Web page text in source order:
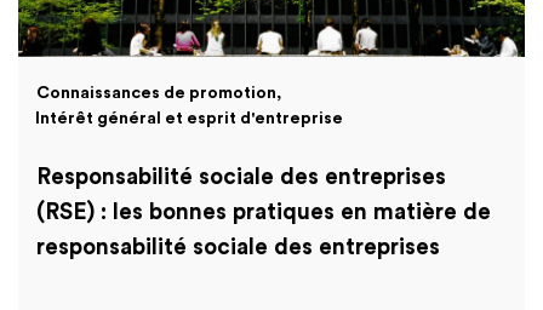
Connaissances de promotion
Intérêt général et esprit d'entreprise
Responsabilité sociale des entreprises
(RSE) : les bonnes pratiques en matière de
responsabilité sociale des entreprises